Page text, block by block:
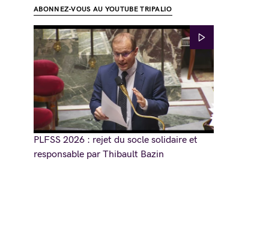
ABONNEZ-VOUS AU YOUTUBE TRIPALIO
PLFSS 2026 : rejet du socle solidaire et
responsable par Thibault Bazin